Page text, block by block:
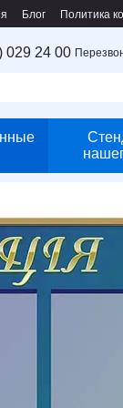
Блог Политика
029 24 00